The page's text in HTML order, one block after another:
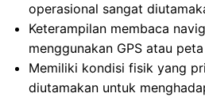
operasional sangat
Keterampilan membaca
menggunakan GPS atau
Memiliki kondisi fisik yang
diutamakan untuk